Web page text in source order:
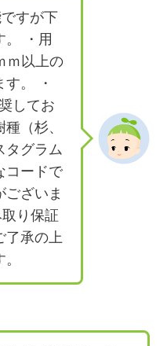
すが下
。 ・用
ｍ以上の
。 ・
してお
（杉、
タグラム
コードで
ございま
り保証
了承の上